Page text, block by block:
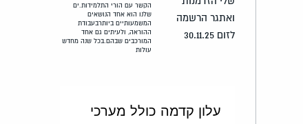
הקשר עם הורי התלמידות.ים
שלנו הוא אחד הנושאים
המשמעותיים ביותרבעבודת
ההוראה, ולעיתים גם אחד
המורכבים שבהם.בכל שנה מחדש
עולות
עלון קדמה כולל מערכי